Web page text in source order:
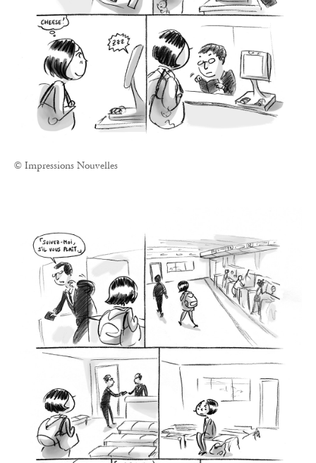
© Impressions Nouvelles